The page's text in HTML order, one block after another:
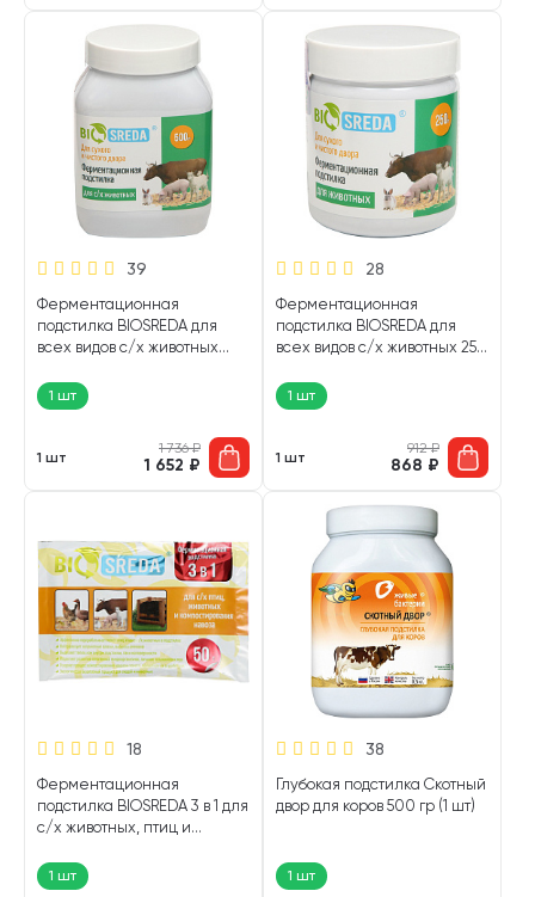
39
Ферментационная
подстилка BIOSREDA для
всех видов с/х животных
1 шт
1 шт
1 736₽
1 652 ₽
28
Ферментационная
подстилка BIOSREDA для
всех видов с/х животных 250
1 шт
1 шт
912₽
868 ₽
18
Ферментационная
подстилка BIOSREDA 3 в 1 для
с/х животных, птиц и
гр (1 шт)
1 шт
38
Глубокая подстилка Скотный
двор для коров 500 гр (1 шт)
1 шт